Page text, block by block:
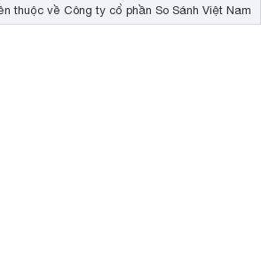
thuộc về Công ty cổ phần So Sánh Việt Nam